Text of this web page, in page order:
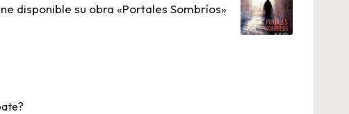
disponible su obra «Portales Sombríos»